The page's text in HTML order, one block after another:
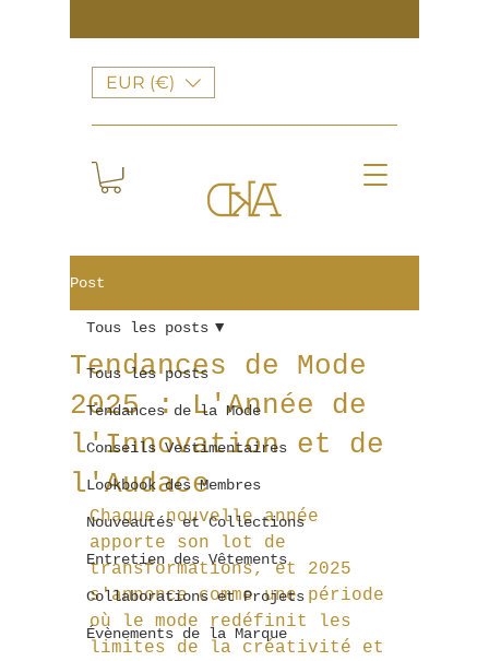
EUR (€)
Post
Tous les posts
Tendances de la Mode
Conseils Vestimentaires
Lookbook des Membres
Nouveautés et Collections
Entretien des Vêtements
Collaborations et Projets
Évènements de la Marque
Tous les posts
Tendances de Mode
2025 : L'Année de
l'Innovation et de
l'Audace
Chaque nouvelle année
apporte son lot de
transformations, et 2025
s'annonce comme une période
où le mode redéfinit les
limites de la créativité et